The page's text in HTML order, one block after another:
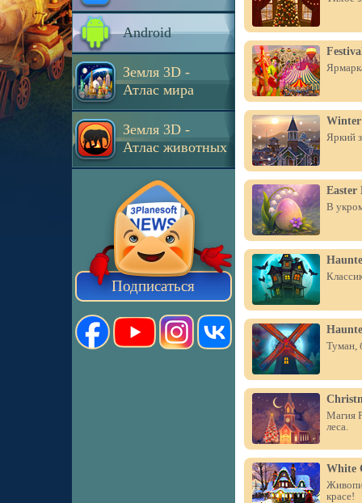
Android
Земля 3D -
Атлас мира
Земля 3D -
Атлас животных
Подписаться
Winter
Яркий
Easter
В
Туман,
Магия
леса.
White
красе!